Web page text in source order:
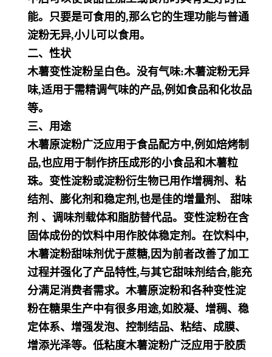
能。只要是可食用的,那么它的生理功能与普通
淀粉无异,小儿可以食用。
二、性状
木薯变性淀粉呈白色。没有气味:木薯淀粉无异
味,适用于需精调气味的产品,例如食品和化妆品
等。
三、用途
木薯原淀粉广泛应用于食品配方中,例如焙烤制
品,也应用于制作挤压成形的小食品和木薯粒
珠。变性淀粉或淀粉衍生物已用作增稠剂、粘
结剂、膨化剂和稳定剂,也是佳的增量剂、 甜味
剂 、调味剂载体和脂肪替代品。变性淀粉在含
固体成份的饮料中用作胶体稳定剂。在饮料中,
木薯淀粉甜味剂优于蔗糖,因为前者改善了加工
过程并强化了产品特性,与其它甜味剂结合,能充
分满足消费者需求。木薯原淀粉和各种变性淀
粉在糖果生产中有很多用途,如胶凝、增稠、稳
定体系、增强发泡、控制结品、粘结、成膜、
增添光泽等。低粘度木薯淀粉广泛应用于胶质